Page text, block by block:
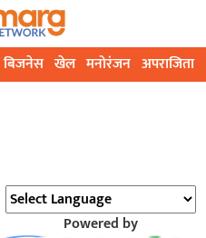
बिजनेस खेल मनोरंजन अपराजिता
Powered by